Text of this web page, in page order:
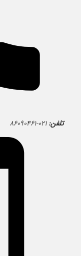
تلفن: ۰۲۱-۸۶۰۹۰۴۶۱